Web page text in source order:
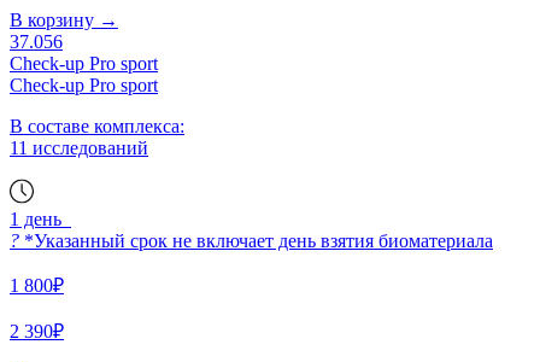
В корзину →
37.056
Check-up Pro sport
Check-up Pro sport
В составе комплекса:
11 исследований
1 день
? *Указанный срок не включает день взятия биоматериала
1 800₽
2 390₽